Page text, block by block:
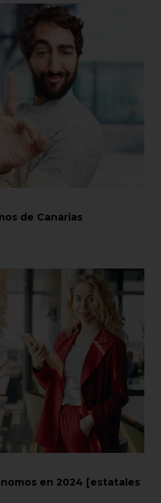
de Canarias
en 2024 [estatales